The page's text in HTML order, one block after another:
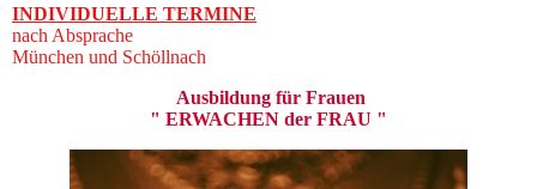
INDIVIDUELLE TERMINE
nach Absprache
München und Schöllnach
Ausbildung für Frauen
" ERWACHEN der FRAU "